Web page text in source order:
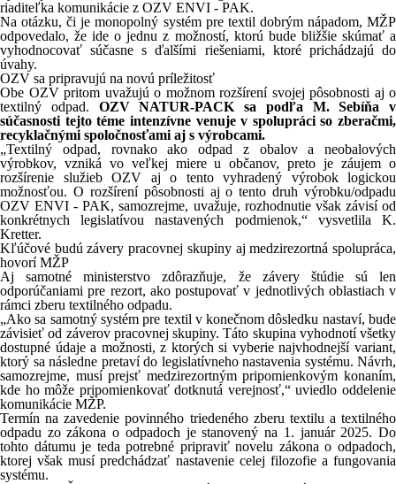
riaditeľka komunikácie z OZV ENVI - PAK.
Na otázku, či je monopolný systém pre textil dobrým nápadom, MŽP
odpovedalo, že ide o jednu z možností, ktorú bude bližšie skúmať a
vyhodnocovať súčasne s ďalšími riešeniami, ktoré prichádzajú do
úvahy.
OZV sa pripravujú na novú príležitosť
Obe OZV pritom uvažujú o možnom rozšírení svojej pôsobnosti aj o
textilný odpad. OZV NATUR-PACK sa podľa M. Sebíňa v
súčasnosti tejto téme intenzívne venuje v spolupráci so zberačmi,
recyklačnými spoločnosťami aj s výrobcami.
„Textilný odpad, rovnako ako odpad z obalov a neobalových
výrobkov, vzniká vo veľkej miere u občanov, preto je záujem o
rozšírenie služieb OZV aj o tento vyhradený výrobok logickou
možnosťou. O rozšírení pôsobnosti aj o tento druh výrobku/odpadu
OZV ENVI - PAK, samozrejme, uvažuje, rozhodnutie však závisí od
konkrétnych legislatívou nastavených podmienok,“ vysvetlila K.
Kretter.
Kľúčové budú závery pracovnej skupiny aj medzirezortná spolupráca,
hovorí MŽP
Aj samotné ministerstvo zdôrazňuje, že závery štúdie sú len
odporúčaniami pre rezort, ako postupovať v jednotlivých oblastiach v
rámci zberu textilného odpadu.
„Ako sa samotný systém pre textil v konečnom dôsledku nastaví, bude
závisieť od záverov pracovnej skupiny. Táto skupina vyhodnotí všetky
dostupné údaje a možnosti, z ktorých si vyberie najvhodnejší variant,
ktorý sa následne pretaví do legislatívneho nastavenia systému. Návrh,
samozrejme, musí prejsť medzirezortným pripomienkovým konaním,
kde ho môže pripomienkovať dotknutá verejnosť,“ uviedlo oddelenie
komunikácie MŽP.
Termín na zavedenie povinného triedeného zberu textilu a textilného
odpadu zo zákona o odpadoch je stanovený na 1. január 2025. Do
tohto dátumu je teda potrebné pripraviť novelu zákona o odpadoch,
ktorej však musí predchádzať nastavenie celej filozofie a fungovania
systému.